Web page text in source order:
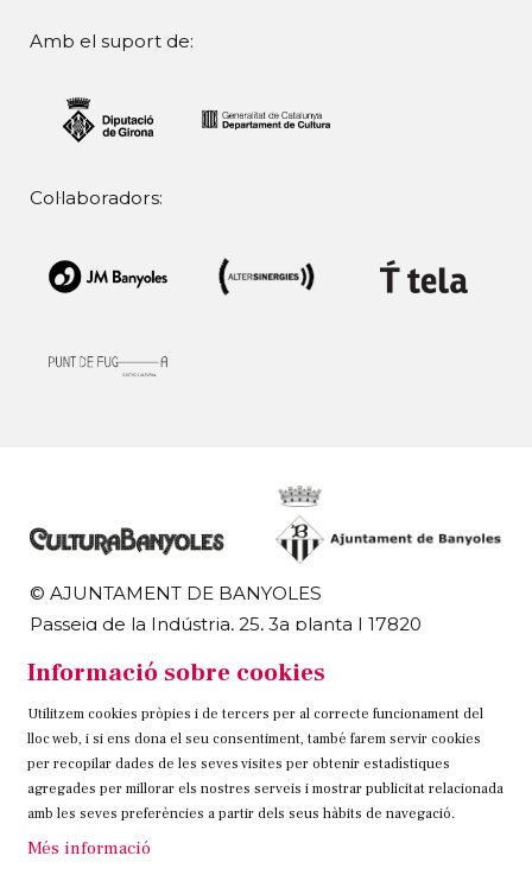
Amb el suport de:
Col·laboradors:
© AJUNTAMENT DE BANYOLES
Passeig de la Indústria, 25, 3a planta | 17820
972 58 18 48 | 972 57 00 50
Sitemap Avís Legal Ús de Cookies Contacteu
Link a instagram
Link a twitter
Link a facebook
Informació sobre cookies
Utilitzem cookies pròpies i de tercers per al correcte funcionament del
lloc web, i si ens dona el seu consentiment, també farem servir cookies
per recopilar dades de les seves visites per obtenir estadístiques
agregades per millorar els nostres serveis i mostrar publicitat relacionada
amb les seves preferències a partir dels seus hàbits de navegació.
Més informació